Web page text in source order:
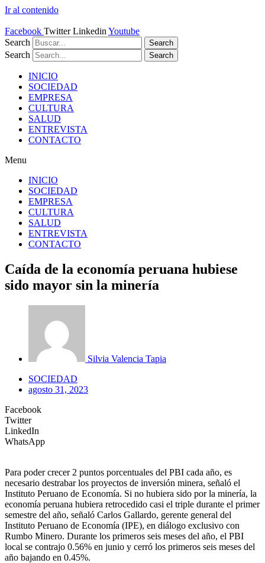
Ir al contenido
Facebook Twitter Linkedin Youtube
Search
Search
Search Search
INICIO
SOCIEDAD
EMPRESA
CULTURA
SALUD
ENTREVISTA
CONTACTO
Menu
INICIO
SOCIEDAD
EMPRESA
CULTURA
SALUD
ENTREVISTA
CONTACTO
Caída de la economía peruana hubiese
sido mayor sin la minería
Silvia Valencia Tapia
SOCIEDAD
agosto 31, 2023
Facebook
Twitter
LinkedIn
WhatsApp
Para poder crecer 2 puntos porcentuales del PBI cada año, es
necesario destrabar los proyectos de inversión minera, señaló el
Instituto Peruano de Economía. Si no hubiera sido por la minería, la
economía peruana hubiera retrocedido casi el triple durante el primer
semestre del año, señaló Carlos Gallardo, gerente general del
Instituto Peruano de Economía (IPE), en diálogo exclusivo con
Rumbo Minero. Durante los primeros seis meses del año, el PBI
local se contrajo 0.56% en junio y cerró los primeros seis meses del
año bajando en 0.45%.